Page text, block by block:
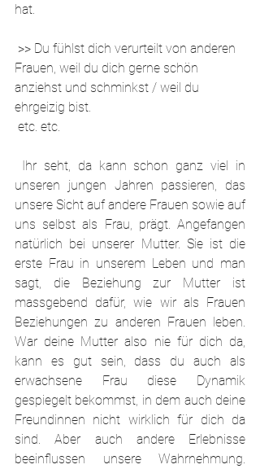
hat.
Frauen, weil du dich gerne schön
anziehst und schminkst / weil du
ehrgeizig bist.
etc. etc.
unseren jungen Jahren passieren, das
unsere Sicht auf andere Frauen sowie auf
uns selbst als Frau, prägt. Angefangen
natürlich bei unserer Mutter. Sie ist die
erste Frau in unserem Leben und man
sagt, die Beziehung zur Mutter ist
massgebend dafür, wie wir als Frauen
Beziehungen zu anderen Frauen leben.
War deine Mutter also nie für dich da,
kann es gut sein, dass du auch als
erwachsene Frau diese Dynamik
gespiegelt bekommst, in dem auch deine
Freundinnen nicht wirklich für dich da
sind. Aber auch andere Erlebnisse
beeinflussen unsere Wahrnehmung.